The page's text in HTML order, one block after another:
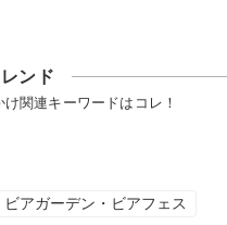
ンド
関連キーワードはコレ！
ビアガーデン・ビアフェス